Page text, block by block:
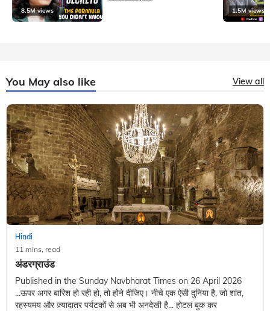
8.5M views 1.5M views
You May also like View all
Hindi
11 mins, read
अंडरग्राउंड
Published in the Sunday Navbharat Times on 26 April 2026
...ऊपर अगर बारिश हो रही हो, तो होने दीजिए। नीचे एक ऐसी दुनिया है, जो शांत,
रहस्यमय और ज़्यादातर पर्यटकों से अब भी अनदेखी है... होटल बुक कर